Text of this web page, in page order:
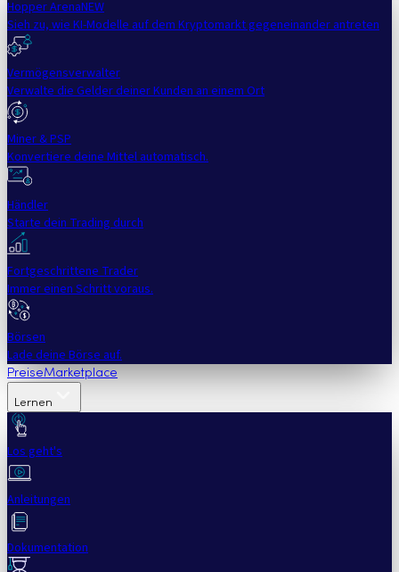
Hopper ArenaNEW
Sieh zu, wie KI-Modelle auf dem Kryptomarkt gegeneinander antreten
Vermögensverwalter
Verwalte die Gelder deiner Kunden an einem Ort
Miner & PSP
Konvertiere deine Mittel automatisch.
Händler
Starte dein Trading durch
Fortgeschrittene Trader
Immer einen Schritt voraus.
Börsen
Lade deine Börse auf.
PreiseMarketplace
Lernen
Los geht's
Anleitungen
Dokumentation